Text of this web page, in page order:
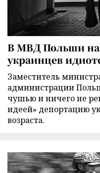
В МВД Польши
украинцев
Заместитель
администрации
чушью и ничего не
идеей» депортацию
возраста.